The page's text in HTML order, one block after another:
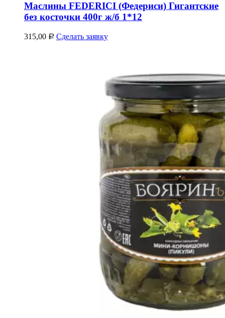
Маслины FEDERICI (Федериси) Гигантские
без косточки 400г ж/б 1*12
315,00 Р Сделать заявку